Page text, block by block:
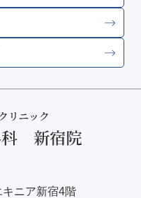
ニア新宿4階